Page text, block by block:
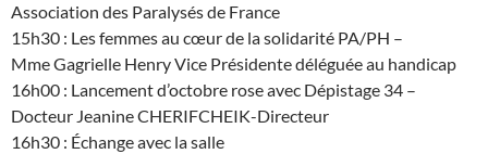
Association des Paralysés de France
15h30 : Les femmes au cœur de la solidarité PA/PH –
Mme Gagrielle Henry Vice Présidente déléguée au handicap
16h00 : Lancement d’octobre rose avec Dépistage 34 –
Docteur Jeanine CHERIFCHEIK-Directeur
16h30 : Échange avec la salle